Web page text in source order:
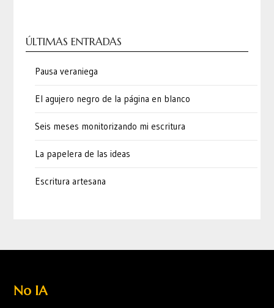
ÚLTIMAS ENTRADAS
Pausa veraniega
El agujero negro de la página en blanco
Seis meses monitorizando mi escritura
La papelera de las ideas
Escritura artesana
No IA